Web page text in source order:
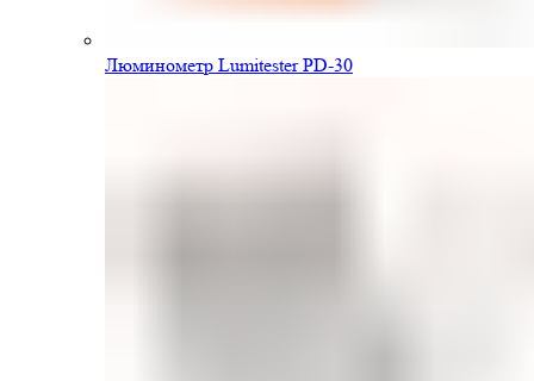
Люминометр Lumitester PD-30